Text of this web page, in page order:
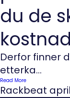
du de
Derfor finner
etterka...
Read More
Rackbeat